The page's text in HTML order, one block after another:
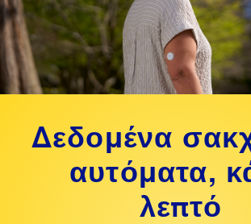
Δεδομένα
αυτόματα,
λεπτό